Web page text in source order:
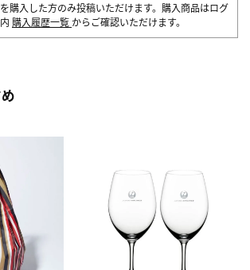
購入した方のみ投稿いただけます。購入商品はログ
購入履歴一覧 からご確認いただけます。